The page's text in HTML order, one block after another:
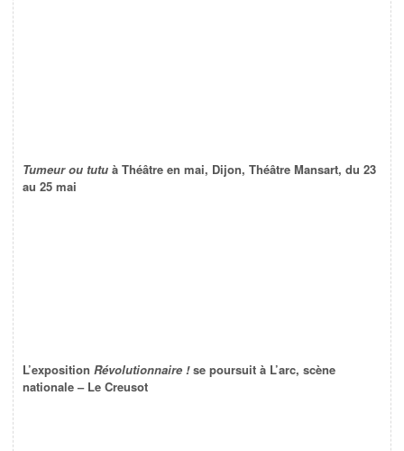
Tumeur ou tutu à Théâtre en mai, Dijon, Théâtre Mansart, du 23
au 25 mai
L’exposition Révolutionnaire !se poursuit à L’arc, scène
nationale – Le Creusot